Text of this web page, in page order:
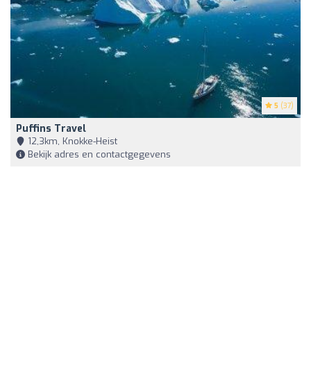
5 (37)
Puffins Travel
12,3km, Knokke-Heist
Bekijk adres en contactgegevens